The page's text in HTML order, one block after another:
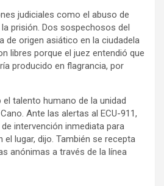
judiciales como el abuso de
prisión. Dos sospechosos del
de origen asiático en la ciudadela
libres porque el juez entendió que
producido en flagrancia, por
talento humano de la unidad
Ante las alertas al ECU-911,
intervención inmediata para
lugar, dijo. También se recepta
anónimas a través de la línea